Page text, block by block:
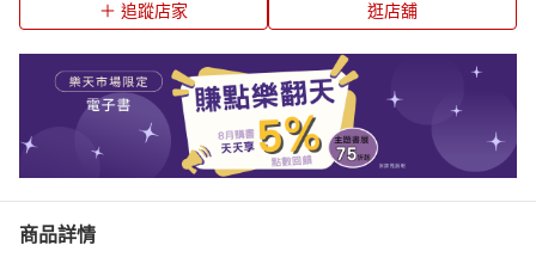
追蹤店家 逛店舖
商品詳情